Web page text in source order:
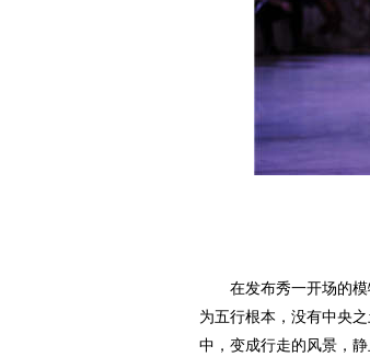
在发布秀一开场的模特
为五行根本，没有中央
中，变成行走的风景，